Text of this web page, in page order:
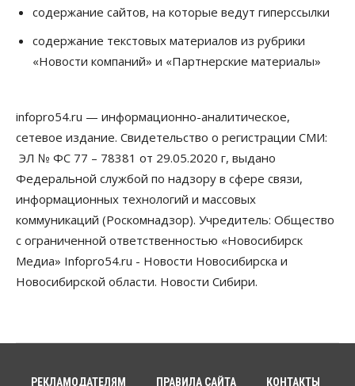
Новосибирские вузы опубликовали
приказы о зачислении на бюджетные места
08 Августа 2026, 16:00
Искусственный интеллект впервые выписал
штраф за борщевик
08 Августа 2026, 15:00
Авто
Продажи подержанных электромобилей в
Новосибирской области растут второй месяц
08 Августа 2026, 13:00
Бизнес Общество
Детские центры Новосибирска
перегибают с «педагогикой успеха», считает
обратился в правительство РФ из-за атак на WB
содержание сайтов, на которые ведут гиперссылки
содержание текстовых материалов из рубрики
«Новости компаний» и «Партнерские материалы»
infopro54.ru — информационно-аналитическое,
сетевое издание. Свидетельство о регистрации СМИ:
ЭЛ № ФС 77 – 78381 от 29.05.2020 г, выдано
Федеральной службой по надзору в сфере связи,
информационных технологий и массовых
коммуникаций (Роскомнадзор). Учредитель: Общество
с ограниченной ответственностью «Новосибирск
Медиа» Infopro54.ru - Новости Новосибирска и
Новосибирской области. Новости Сибири.
РЕКЛАМОДАТЕЛЯМ ПРАВИЛА САЙТА КОНТАКТЫ